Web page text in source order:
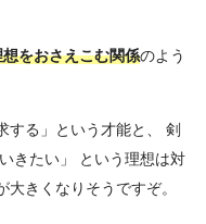
をおさえこむ関係のよう
する」という才能と、 剣
きたい」 という理想は対
きくなりそうですぞ。